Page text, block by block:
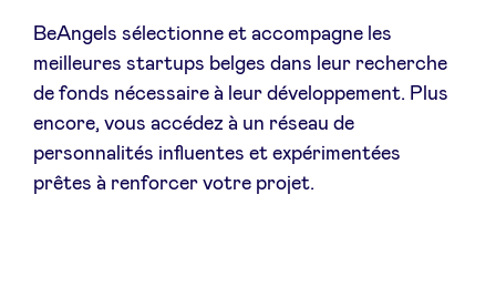
Portfolio
Agenda
BeAngels sélectionne et accompagne les
meilleures startups belges dans leur recherche
de fonds nécessaire à leur développement. Plus
encore, vous accédez à un réseau de
personnalités influentes et expérimentées
prêtes à renforcer votre projet.